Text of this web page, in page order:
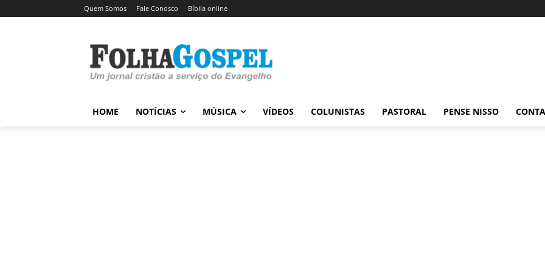
Quem Somos Fale Conosco Bíblia online
HOME NOTÍCIAS MÚSICA VÍDEOS COLUNISTAS PASTORAL PENSE NISSO